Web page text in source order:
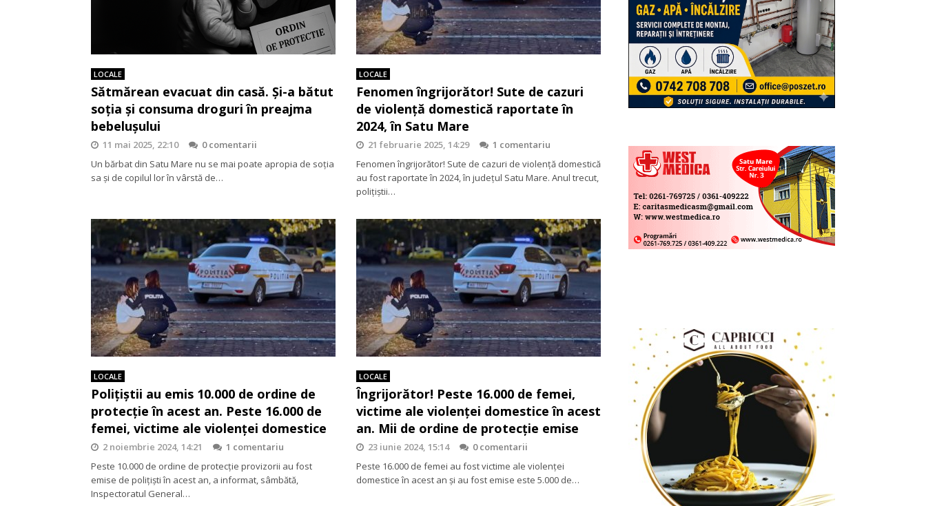
LOCALE
Sătmărean evacuat din casă. Și-a bătut
soția și consuma droguri în preajma
bebelușului
11 mai 2025, 22:10
0 comentarii
Un bărbat din Satu Mare nu se mai poate apropia de soția
sa și de copilul lor în vârstă de…
LOCALE
Fenomen îngrijorător! Sute de cazuri
de violență domestică raportate în
2024, în Satu Mare
21 februarie 2025, 14:29
1 comentariu
Fenomen îngrijorător! Sute de cazuri de violență domestică
au fost raportate în 2024, în județul Satu Mare. Anul trecut,
polițiștii…
LOCALE
Polițiștii au emis 10.000 de ordine de
protecție în acest an. Peste 16.000 de
femei, victime ale violenței domestice
2 noiembrie 2024, 14:21
1 comentariu
Peste 10.000 de ordine de protecţie provizorii au fost
emise de poliţişti în acest an, a informat, sâmbătă,
Inspectoratul General…
LOCALE
Îngrijorător! Peste 16.000 de femei,
victime ale violenței domestice în acest
an. Mii de ordine de protecție emise
23 iunie 2024, 15:14
0 comentarii
Peste 16.000 de femei au fost victime ale violenței
domestice în acest an și au fost emise este 5.000 de…